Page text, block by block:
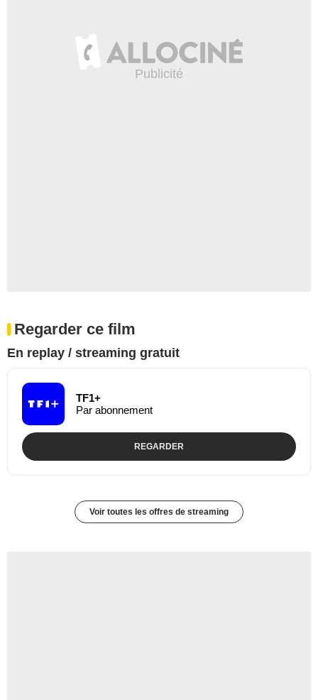
Regarder ce film
En replay / streaming gratuit
TF1+
Par abonnement
REGARDER
Voir toutes les offres de streaming